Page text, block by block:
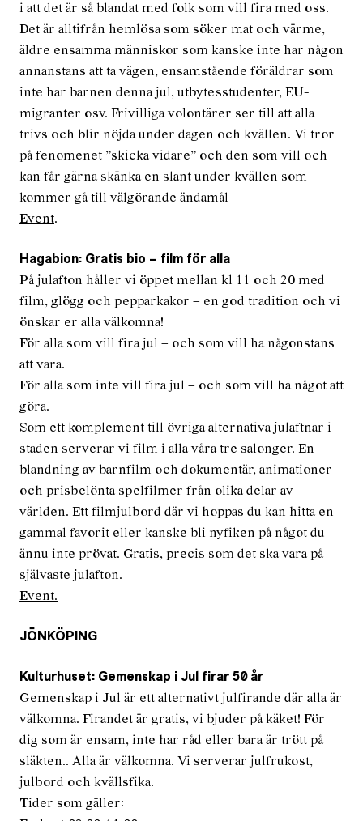
i att det är så blandat med folk som vill fira med oss.
Det är alltifrån hemlösa som söker mat och värme,
äldre ensamma människor som kanske inte har någon
annanstans att ta vägen, ensamstående föräldrar som
inte har barnen denna jul, utbytesstudenter, EU-
migranter osv. Frivilliga volontärer ser till att alla
trivs och blir nöjda under dagen och kvällen. Vi tror
på fenomenet ”skicka vidare” och den som vill och
kan får gärna skänka en slant under kvällen som
kommer gå till välgörande ändamål
Event.
Hagabion: Gratis bio – film för alla
På julafton håller vi öppet mellan kl 11 och 20 med
film, glögg och pepparkakor – en god tradition och vi
önskar er alla välkomna!
För alla som vill fira jul – och som vill ha någonstans
att vara.
För alla som inte vill fira jul – och som vill ha något att
göra.
Som ett komplement till övriga alternativa julaftnar i
staden serverar vi film i alla våra tre salonger. En
blandning av barnfilm och dokumentär, animationer
och prisbelönta spelfilmer från olika delar av
världen. Ett filmjulbord där vi hoppas du kan hitta en
gammal favorit eller kanske bli nyfiken på något du
ännu inte prövat. Gratis, precis som det ska vara på
självaste julafton.
Event.
JÖNKÖPING
Kulturhuset: Gemenskap i Jul firar 50 år
Gemenskap i Jul är ett alternativt julfirande där alla är
välkomna. Firandet är gratis, vi bjuder på käket! För
dig som är ensam, inte har råd eller bara är trött på
släkten.. Alla är välkomna. Vi serverar julfrukost,
julbord och kvällsfika.
Tider som gäller: